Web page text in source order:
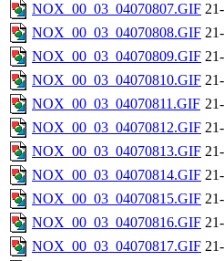
NOX_00_03_04070807.GIF
NOX_00_03_04070808.GIF
NOX_00_03_04070809.GIF
NOX_00_03_04070810.GIF
NOX_00_03_04070811.GIF
NOX_00_03_04070812.GIF
NOX_00_03_04070813.GIF
NOX_00_03_04070814.GIF
NOX_00_03_04070815.GIF
NOX_00_03_04070816.GIF
NOX_00_03_04070817.GIF